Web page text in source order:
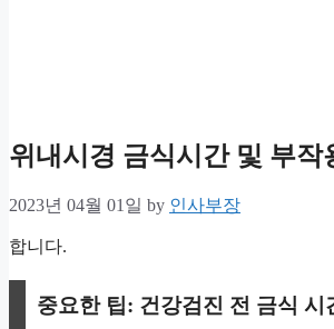
위내시경 금식시간 및 부작
2023년 04월 01일 by 인사부장
합니다.
중요한 팁: 건강검진 전 금식 시